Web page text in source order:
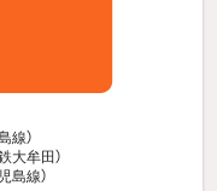
線）
大牟田）
島線）